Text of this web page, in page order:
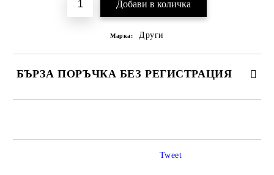
Марка: Други
БЪРЗА ПОРЪЧКА БЕЗ РЕГИСТРАЦИЯ
Tweet